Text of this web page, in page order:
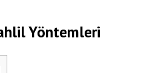
Yöntemleri